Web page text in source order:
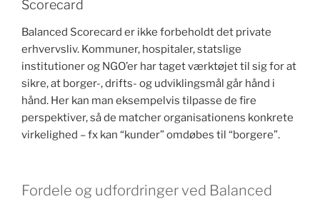
Scorecard
Balanced Scorecard er ikke forbeholdt det private
erhvervsliv. Kommuner, hospitaler, statslige
institutioner og NGO’er har taget værktøjet til sig for at
sikre, at borger-, drifts- og udviklingsmål går hånd i
hånd. Her kan man eksempelvis tilpasse de fire
perspektiver, så de matcher organisationens konkrete
virkelighed – fx kan “kunder” omdøbes til “borgere”.
Fordele og udfordringer ved Balanced